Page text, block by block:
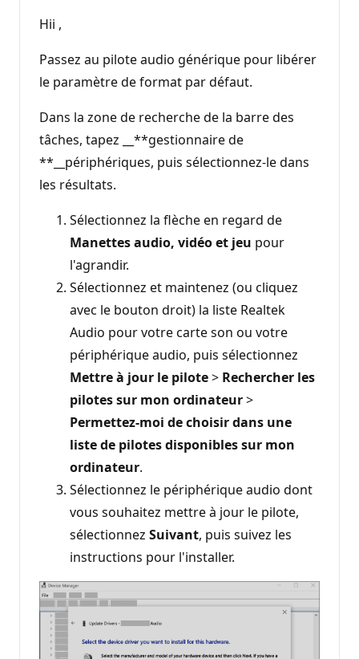
e
r
é
p
t
t
o
Hii ,
Passez au pilote audio générique pour libérer
le paramètre de format par défaut.
Dans la zone de recherche de la barre des
tâches, tapez __**gestionnaire de
**__périphériques, puis sélectionnez-le dans
les résultats.
Sélectionnez la flèche en regard de
Manettes audio, vidéo et jeu pour
l'agrandir.
Sélectionnez et maintenez (ou cliquez
avec le bouton droit) la liste Realtek
Audio pour votre carte son ou votre
périphérique audio, puis sélectionnez
Mettre à jour le pilote> Rechercher les
pilotes sur mon ordinateur>
Permettez-moi de choisir dans une
liste de pilotes disponibles sur mon
ordinateur.
Sélectionnez le périphérique audio dont
vous souhaitez mettre à jour le pilote,
sélectionnez Suivant, puis suivez les
instructions pour l'installer.